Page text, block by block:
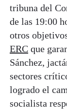
tribuna del
de las 19:00
otros
ERC que
Sánchez,
sectores
logrado el
socialista